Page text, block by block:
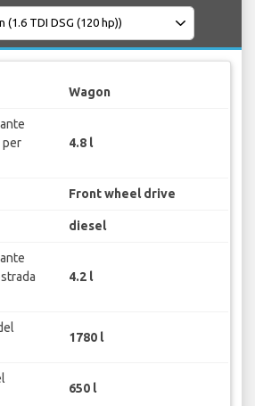
Wagon
per
4.8 l
Front wheel drive
diesel
4.2 l
1780 l
650 l